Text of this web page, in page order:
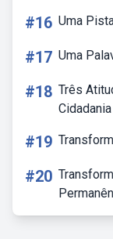
#16 Uma
#17 Uma
#18 Três
#19
#20